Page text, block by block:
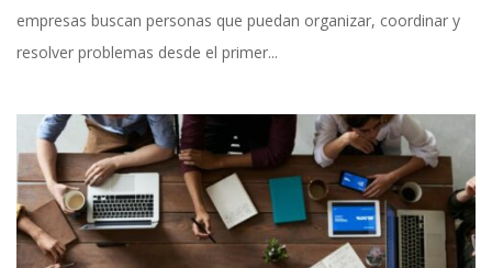
empresas buscan personas que puedan organizar, coordinar y
resolver problemas desde el primer...